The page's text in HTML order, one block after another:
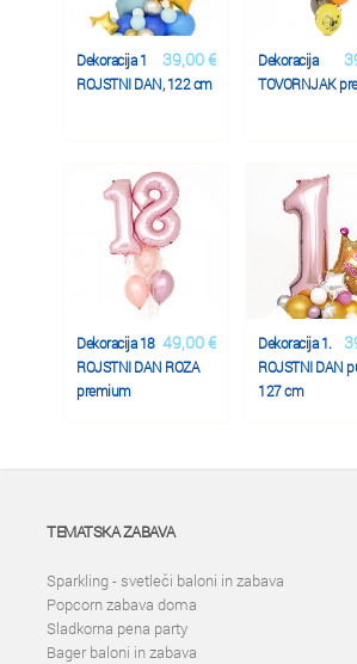
39,00 €
Dekoracija 1
ROJSTNI DAN, 122 cm
Dekoracija
TOVORNJAK
49,00 €
Dekoracija 18
ROJSTNI DAN ROZA
premium
Dekoracija 1.
ROJSTNI DAN
127 cm
TEMATSKA ZABAVA
Sparkling - svetleči baloni in zabava
Popcorn zabava doma
Sladkorna pena party
Bager baloni in zabava